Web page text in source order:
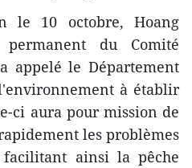
le 10 octobre, Hoang
permanent du Comité
appelé le Département
à établir
ci aura pour mission de
les problèmes
ainsi la pêche